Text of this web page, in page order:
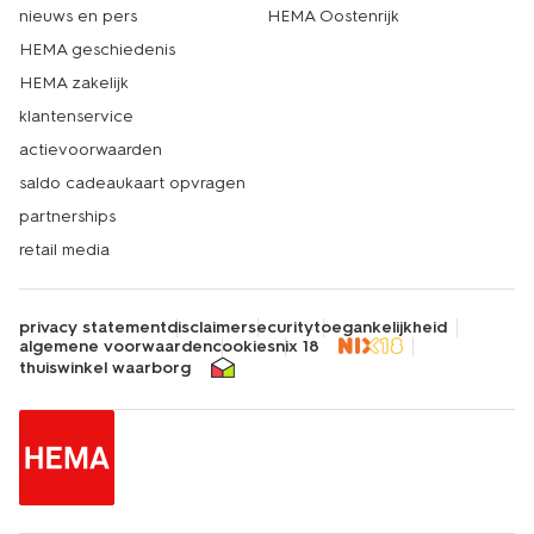
nieuws en pers
HEMA geschiedenis
HEMA zakelijk
klantenservice
actievoorwaarden
saldo cadeaukaart opvragen
partnerships
retail media
HEMA Oostenrijk
privacy statementdisclaimersecuritytoegankelijkheid
algemene voorwaardencookiesnix 18
thuiswinkel waarborg